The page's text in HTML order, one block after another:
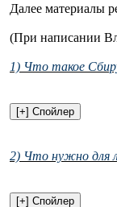
Далее материалы
(При написании
1) Что такое
2) Что нужно для